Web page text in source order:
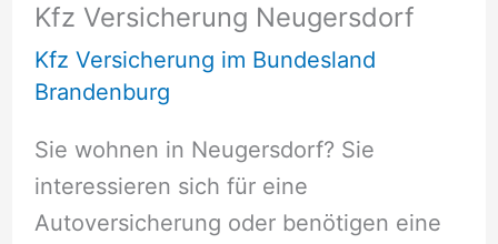
Kfz Versicherung Neugersdorf
Kfz Versicherung im Bundesland
Brandenburg
Sie wohnen in Neugersdorf? Sie
interessieren sich für eine
Autoversicherung oder benötigen eine